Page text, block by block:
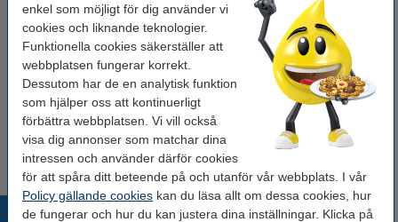
enkel som möjligt för dig använder vi
cookies och liknande teknologier.
Funktionella cookies säkerställer att
webbplatsen fungerar korrekt.
Dessutom har de en analytisk funktion
som hjälper oss att kontinuerligt
förbättra webbplatsen. Vi vill också
visa dig annonser som matchar dina
intressen och använder därför cookies
för att spåra ditt beteende på och utanför vår webbplats. I vår
Policy gällande cookies kan du läsa allt om dessa cookies, hur
de fungerar och hur du kan justera dina inställningar. Klicka på
5096C002
Vårt artikelnr: 070141
Nummer: 5096C002
Tips
Vi råder er att beställa denna produkt istället för originalprodukten!
Populära produkter